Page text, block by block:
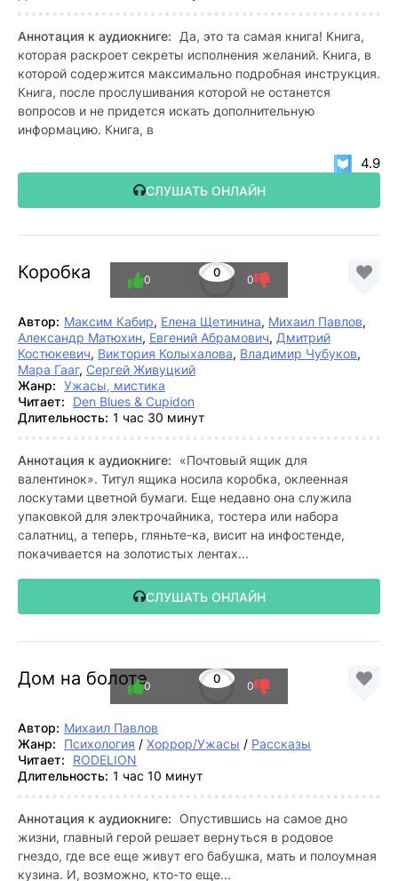
Аннотация к аудиокниге:
Да, это та самая книга! Книга,
которая раскроет секреты исполнения желаний. Книга, в
которой содержится максимально подробная инструкция.
Книга, после прослушивания которой не останется
вопросов и не придется искать дополнительную
информацию. Книга, в
СЛУШАТЬ ОНЛАЙН
4.9
Коробка 0
0 0
Автор: Максим Кабир, Елена Щетинина, Михаил Павлов,
Александр Матюхин, Евгений Абрамович, Дмитрий
Костюкевич, Виктория Колыхалова, Владимир Чубуков,
Мара Гааг, Сергей Живуцкий
Жанр: Ужасы, мистика
Читает:
Den Blues & Cupidon
Длительность: 1 час 30 минут
Аннотация к аудиокниге:
«Почтовый ящик для
валентинок». Титул ящика носила коробка, оклеенная
лоскутами цветной бумаги. Еще недавно она служила
упаковкой для электрочайника, тостера или набора
салатниц, а теперь, гляньте-ка, висит на инфостенде,
покачивается на золотистых лентах...
СЛУШАТЬ ОНЛАЙН
Дом на болоте 0
0 0
Автор: Михаил Павлов
Жанр:
Психология / Хоррор/Ужасы / Рассказы
Читает:
RODELION
Длительность: 1 час 10 минут
Аннотация к аудиокниге: Опустившись на самое дно
жизни, главный герой решает вернуться в родовое
гнездо, где все еще живут его бабушка, мать и полоумная
кузина. И, возможно, кто-то еще...